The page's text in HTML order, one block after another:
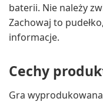
baterii. Nie należy
Zachowaj to
informacje.
Cechy
Gra